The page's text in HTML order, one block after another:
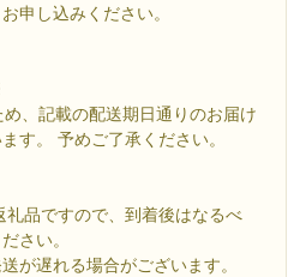
申し込みください。
、記載の配送期日通りのお届け
す。 予めご了承ください。
品ですので、到着後はなるべ
さい。
が遅れる場合がございます。